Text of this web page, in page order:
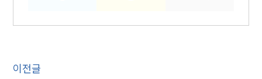
이전글